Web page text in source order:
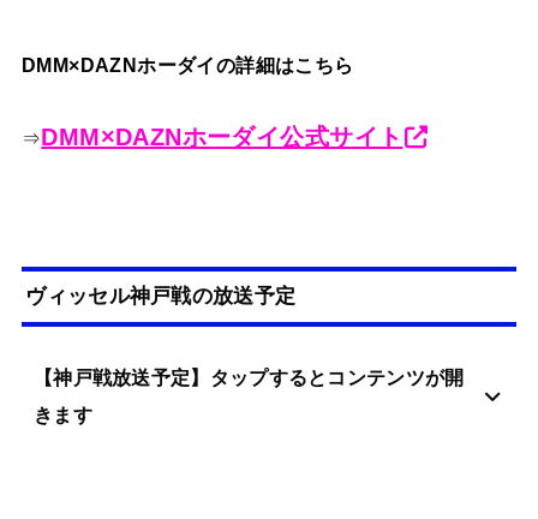
DMM×DAZNホーダイの詳細はこちら
⇒DMM×DAZNホーダイ公式サイト
ヴィッセル神戸戦の放送予定
【神戸戦放送予定】タップするとコンテンツが開
きます